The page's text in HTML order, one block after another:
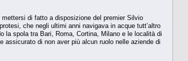
di fatto a disposizione del premier Silvio
che negli ultimi anni navigava in acque tutt’altro
la spola tra Bari, Roma, Cortina, Milano e le località di
di non aver più alcun ruolo nelle aziende di